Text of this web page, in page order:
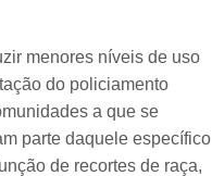
menores níveis de uso
do policiamento
a que se
parte daquele específico
de recortes de raça,